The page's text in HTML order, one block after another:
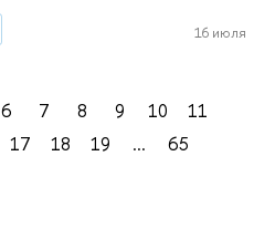
16 июля
6 7 8 9 10
11
17 18 19 ... 65